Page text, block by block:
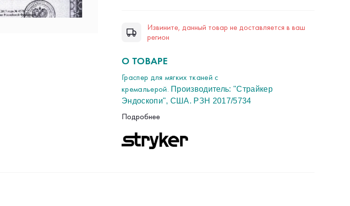
Извините, данный товар не доставляется в ваш
регион
О ТОВАРЕ
Граспер для мягких тканей с
кремальерой. Производитель: "Страйкер
Эндоскопи", США. РЗН 2017/5734
2022 г.в. Инструмент новый.
Подробнее